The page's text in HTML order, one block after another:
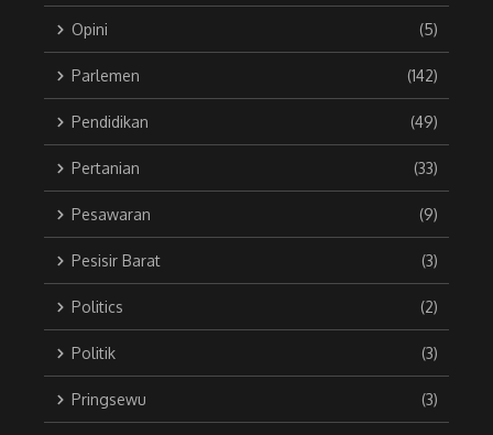
Opini (5)
Parlemen (142)
Pendidikan (49)
Pertanian (33)
Pesawaran (9)
Pesisir Barat (3)
Politics (2)
Politik (3)
Pringsewu (3)